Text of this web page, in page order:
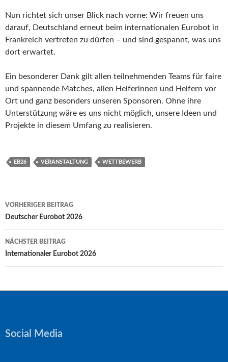
Nun richtet sich unser Blick nach vorne: Wir freuen uns
darauf, Deutschland erneut beim internationalen Eurobot in
Frankreich vertreten zu dürfen – und sind gespannt, was uns
dort erwartet.
Ein besonderer Dank gilt allen teilnehmenden Teams für faire
und spannende Matches, allen Helferinnen und Helfern vor
Ort und ganz besonders unseren Sponsoren. Ohne ihre
Unterstützung wäre es uns nicht möglich, unsere Ideen und
Projekte in diesem Umfang zu realisieren.
EB26 VERANSTALTUNG WETTBEWERB
Beitragsnavigation
VORHERIGER BEITRAG
Deutscher Eurobot 2026
NÄCHSTER BEITRAG
Internationaler Eurobot 2026
Social Media